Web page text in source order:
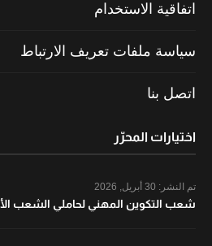
اتفاقية الاستخدام
سياسة ملفات تعريف الارتباط
اتصل بنا
اختيارات المحرّر
تم النشر:
شعب التكوين المهني لحاملي الشعب